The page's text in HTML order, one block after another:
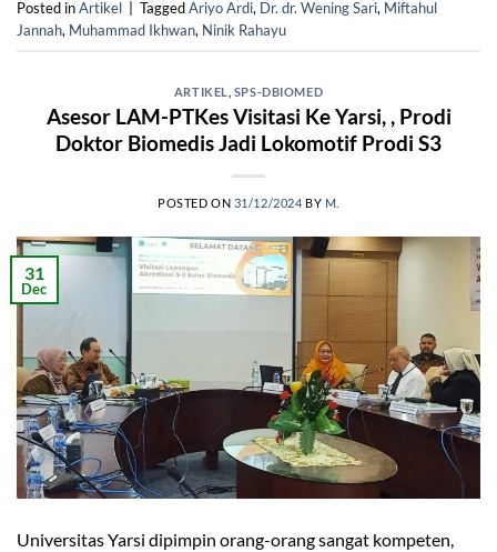
Posted inArtikel TaggedAriyo Ardi, Dr. dr. Wening Sari, Miftahul
Jannah, Muhammad Ikhwan, Ninik Rahayu
ARTIKEL SPS-DBIOMED
Asesor LAM-PTKes Visitasi Ke Yarsi, , Prodi
Doktor Biomedis Jadi Lokomotif Prodi S3
POSTED ON 31/12/2024 BY M.
31
Dec
Universitas Yarsi dipimpin orang-orang sangat kompeten,